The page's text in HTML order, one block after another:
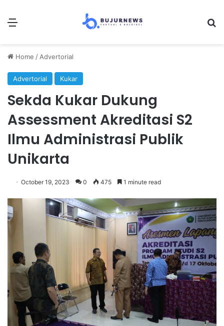
Menu
Home / Advertorial
Advertorial Kukar
Sekda Kukar Dukung
Assessment Akreditasi S2
Ilmu Administrasi Publik
Unikarta
October 19, 2023 0 475 1 minute read